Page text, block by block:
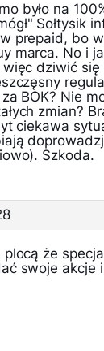
było na
Sołtysik
prepaid, bo
marca. No i
więc dziwić się
BOK? Nie
zmian?
ciekawa
Szkoda.
plocą że
swoje akcje